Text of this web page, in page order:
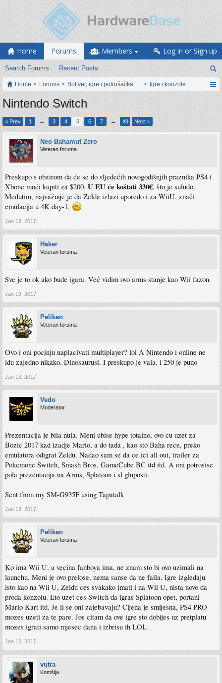
Home Forums
Search Forums Recent Posts
Members Log in or Sign up
Home Forums Softver, igre i potrošačka elektronikaIgre i konzole
Nintendo Switch
< Prev 1 ← 3 4 5 6 7 → 49 Next >
Neo Bahamut Zero
Veteran foruma
Preskupo s obzirom da će se do sljedećih novogodišnjih praznika PS4 i
Xbone moći kupiti za $200. U EU će koštati 330€, što je suludo.
Međutim, najvažnije je da Zelda izlazi uporedo i za WiiU, znači
emulacija u 4K day-1.
Jan 13, 2017
Haker
Veteran foruma
Sve je to ok ako bude igara. Već vidim ovo arms stanje kao Wii fazon.
Jan 13, 2017
Pelikan
Veteran foruma
Ovo i oni pocinju naplacivati multiplayer? lol A Nintendo i online ne
idu zajedno nikako. Dinosaurusi. I preskupo je vala. i 250 je puno
Jan 13, 2017
Vedo
Moderator
Prezentacija je bila nula. Meni ubise hype totalno, ovo cu uzet za
Bozic 2017 kad izadje Mario, a do tada , kao sto Baha rece, preko
emulatora odigrat Zeldu. Nadao sam se da ce ici all out, trailer za
Pokemone Switch, Smash Bros, GameCube BC itd itd. A oni potrosise
pola prezentacija na Arms, Splatoon i sl gluposti.
Sent from my SM-G935F using Tapatalk
Jan 13, 2017
Pelikan
Veteran foruma
Ko ima Wii U, a vecina fanboya ima, ne znam sto bi ovo uzimali na
launchu. Meni je ovo prelose, nema sanse da ne faila. Igre izgledaju
isto kao na Wii U, Zeldu ces svakako imati i na Wii U, nista novo da
proda konzolu. Eto uzet ces Switch da igras Splatoon opet, portani
Mario Kart itd. Je li se oni zajebavaju? Cijena je smijesna, PS4 PRO
mozes uzeti za te pare. Jos citam da ove igre sto dobijes uz pretplatu
mozes igrati samo mjesec dana i izbrisu ih LOL
Jan 13, 2017
vutra
Komšija